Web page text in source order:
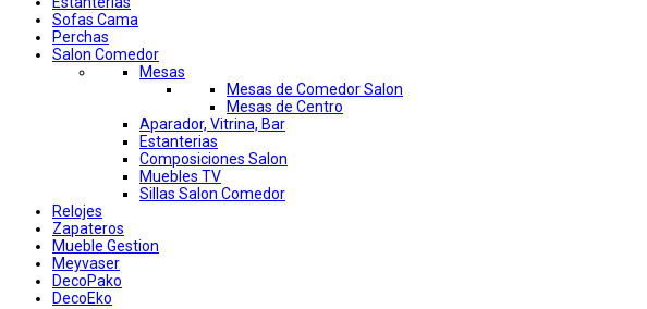
Sofas Cama
Perchas
Salon Comedor
Mesas
Mesas de Comedor Salon
Mesas de Centro
Aparador, Vitrina, Bar
Estanterias
Composiciones Salon
Muebles TV
Sillas Salon Comedor
Relojes
Zapateros
Mueble Gestion
Meyvaser
DecoPako
DecoEko